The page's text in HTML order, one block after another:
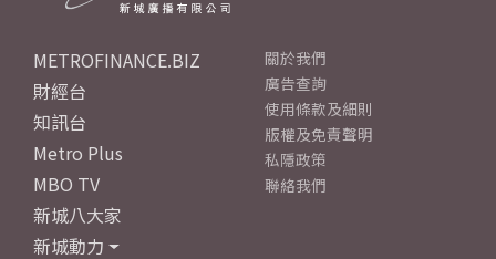
METROFINANCE.BIZ
財經台
知訊台
Metro Plus
MBO TV
新城八大家
新城動力
關於我們
廣告查詢
使用條款及細則
版權及免責聲明
私隱政策
聯絡我們